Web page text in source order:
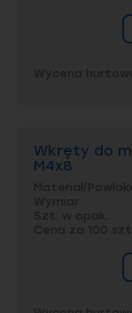
Wkręty do
M4x8